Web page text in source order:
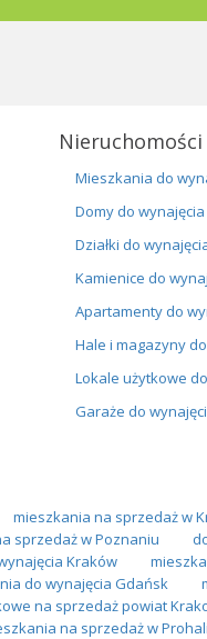
Mieszkania do
Domy do wynajęcia
Działki do
Kamienice do
Apartamenty do
Hale i magazyny
Lokale użytkowe
Garaże do
mieszkania na sprzedaż w
sprzedaż w Poznaniu
Kraków
do wynajęcia Gdańsk
na sprzedaż powiat
na sprzedaż w